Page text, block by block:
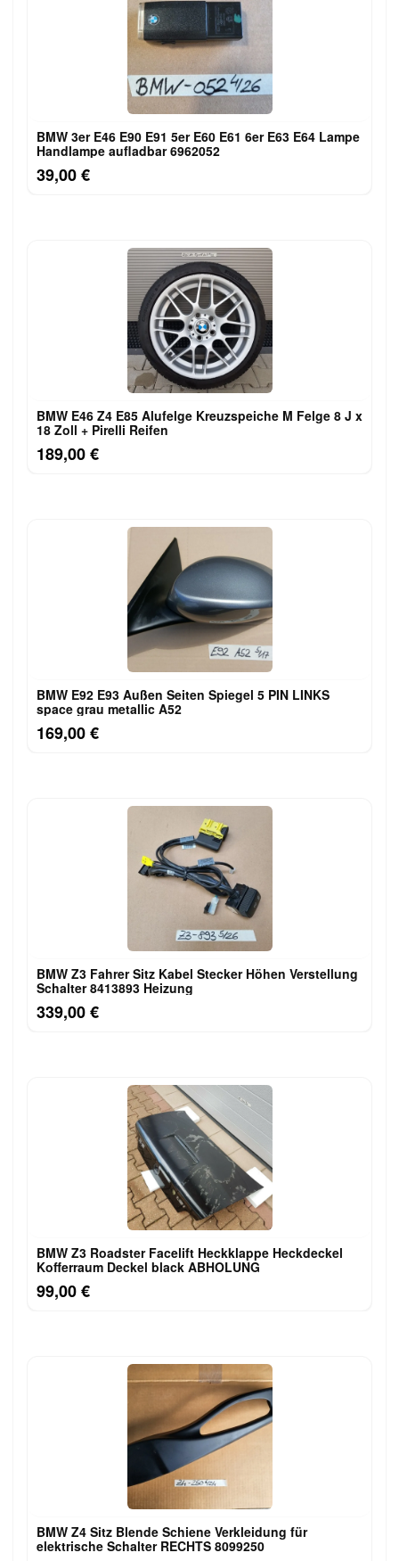
BMW 3er E46 E90 E91 5er E60 E61 6er E63 E64 Lampe
Handlampe aufladbar 6962052
39,00 €
BMW E46 Z4 E85 Alufelge Kreuzspeiche M Felge 8 J x
18 Zoll + Pirelli Reifen
189,00 €
BMW E92 E93 Außen Seiten Spiegel 5 PIN LINKS
space grau metallic A52
169,00 €
BMW Z3 Fahrer Sitz Kabel Stecker Höhen Verstellung
Schalter 8413893 Heizung
339,00 €
BMW Z3 Roadster Facelift Heckklappe Heckdeckel
Kofferraum Deckel black ABHOLUNG
99,00 €
BMW Z4 Sitz Blende Schiene Verkleidung für
elektrische Schalter RECHTS 8099250